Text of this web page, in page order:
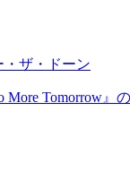
・ザ・ドーン
Tomorrow